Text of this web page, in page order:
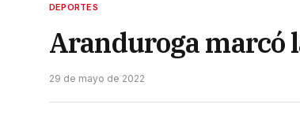
DEPORTES
Aranduroga marcó
29 de mayo de 2022